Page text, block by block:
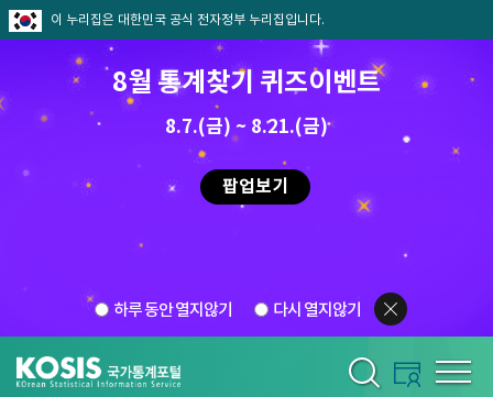
이 누리집은 대한민국 공식 전자정부 누리집입니다.
8월 통계찾기 퀴즈이벤트
8.7.(금) ~ 8.21.(금)
팝업보기
하루 동안 열지않기 다시 열지않기